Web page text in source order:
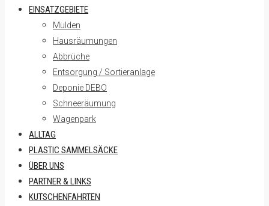
EINSATZGEBIETE
Mulden
Hausräumungen
Abbrüche
Entsorgung / Sortieranlage
Deponie DEBO
Schneeräumung
Wagenpark
ALLTAG
PLASTIC SAMMELSÄCKE
ÜBER UNS
PARTNER & LINKS
KUTSCHENFAHRTEN